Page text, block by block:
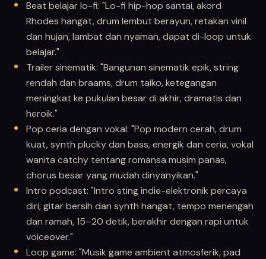
Beat belajar lo-fi: "Lo-fi hip-hop santai, akord
Rhodes hangat, drum lembut berayun, retakan vinil
dan hujan, lambat dan nyaman, dapat di-loop untuk
belajar."
Trailer sinematik: "Bangunan sinematik epik, string
rendah dan braams, drum taiko, ketegangan
meningkat ke pukulan besar di akhir, dramatis dan
heroik."
Pop ceria dengan vokal: "Pop modern cerah, drum
kuat, synth plucky dan bass, energik dan ceria, vokal
wanita catchy tentang romansa musim panas,
chorus besar yang mudah dinyanyikan."
Intro podcast: "Intro sting indie-elektronik percaya
diri, gitar bersih dan synth hangat, tempo menengah
dan ramah, 15–20 detik, berakhir dengan rapi untuk
voiceover."
Loop game: "Musik game ambient atmosferik, pad